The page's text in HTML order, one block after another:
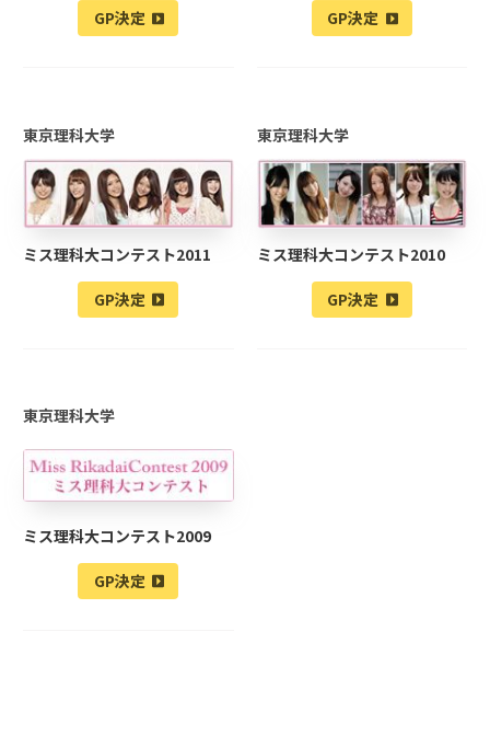
GP決定 GP決定
東京理科大学
ミス理科大コンテスト2011
GP決定
東京理科大学
ミス理科大コンテスト2010
GP決定
東京理科大学
ミス理科大コンテスト2009
GP決定